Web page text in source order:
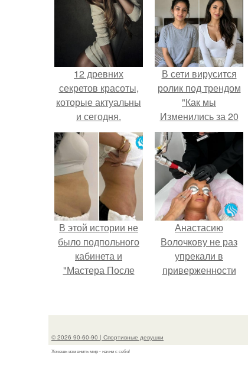
12 древних
секретов красоты,
которые актуальны
и сегодня.
В сети вирусится
ролик под трендом
"Как мы
Изменились за 20
лет".
В этой истории не
было подпольного
кабинета и
"Мастера После
Анастасию
Волочкову не раз
упрекали в
приверженности
© 2026 90-60-90 | Спортивные девушки
Хочешь изменить мир - начни с себя!